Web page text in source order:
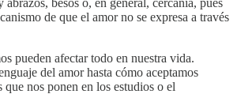
besos o, en general, cercanía, pues
de que el amor no se expresa a través
pueden afectar todo en nuestra vida.
del amor hasta cómo aceptamos
que nos ponen en los estudios o el